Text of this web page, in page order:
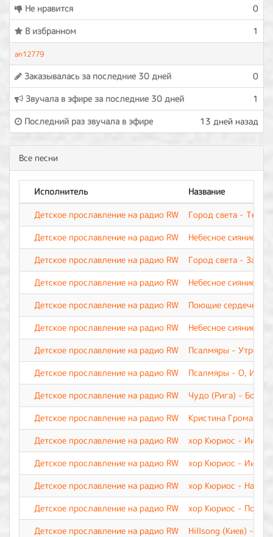
Не нравится
0
В избранном
1
an12779
Заказывалась за последние 30 дней
0
Звучала в эфире за последние 30 дней
1
Последний раз звучала в эфире
13 дней назад
Все песни
Исполнитель
Название
Детское прославление на радио RW
Город света - Тебя
Детское прославление на радио RW
Небесное сияние -
Детское прославление на радио RW
Город света - За
Детское прославление на радио RW
Небесное сияние -
Детское прославление на радио RW
Поющие сердечки -
Детское прославление на радио RW
Небесное сияние -
Детское прославление на радио RW
Псалмяры -
Детское прославление на радио RW
Псалмяры - О, Иисус
Детское прославление на радио RW
Чудо (Рига) - Бог
Детское прославление на радио RW
Кристина
Детское прославление на радио RW
хор Кюриос -
Детское прославление на радио RW
хор Кюриос -
Детское прославление на радио RW
хор Кюриос - Наш
Детское прославление на радио RW
хор Кюриос - Пой,
Детское прославление на радио RW
Hillsong (Киев) -